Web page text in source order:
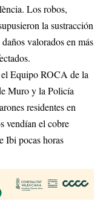
Los robos,
la sustracción
valorados en más
Equipo ROCA de la
Muro y la Policía
residentes en
vendían el cobre
Ibi pocas horas